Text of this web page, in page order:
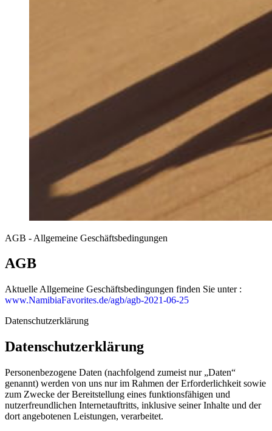
AGB - Allgemeine Geschäftsbedingungen
AGB
Aktuelle Allgemeine Geschäftsbedingungen finden Sie unter :
www.NamibiaFavorites.de/agb/agb-2021-06-25
Datenschutzerklärung
Datenschutzerklärung
Personenbezogene Daten (nachfolgend zumeist nur „Daten“
genannt) werden von uns nur im Rahmen der Erforderlichkeit sowie
zum Zwecke der Bereitstellung eines funktionsfähigen und
nutzerfreundlichen Internetauftritts, inklusive seiner Inhalte und der
dort angebotenen Leistungen, verarbeitet.